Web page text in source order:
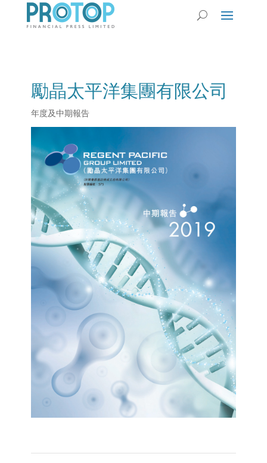
勵晶太平洋集團有限公司
年度及中期報告